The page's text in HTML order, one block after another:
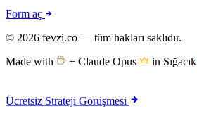
Form aç
© 2026 fevzi.co — tüm hakları saklıdır.
Made with
+ Claude Opus in Sığacık
Ücretsiz Strateji Görüşmesi